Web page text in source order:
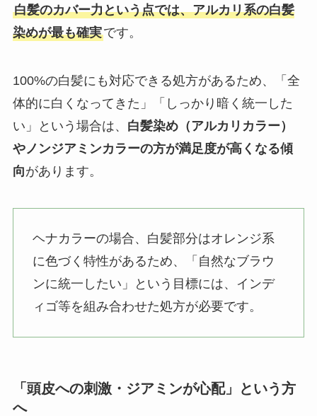
白髪のカバー力という点では、アルカリ系の白髪
染めが最も確実です。
100%の白髪にも対応できる処方があるため、「全
体的に白くなってきた」「しっかり暗く統一した
い」という場合は、 白髪染め（アルカリカラー）
やノンジアミンカラーの方が満足度が高くなる傾
向があります。
ヘナカラーの場合、白髪部分はオレンジ系
に色づく特性があるため、「自然なブラウ
ンに統一したい」という目標には、インデ
ィゴ等を組み合わせた処方が必要です。
「頭皮への刺激・ジアミンが心配」という方
へ